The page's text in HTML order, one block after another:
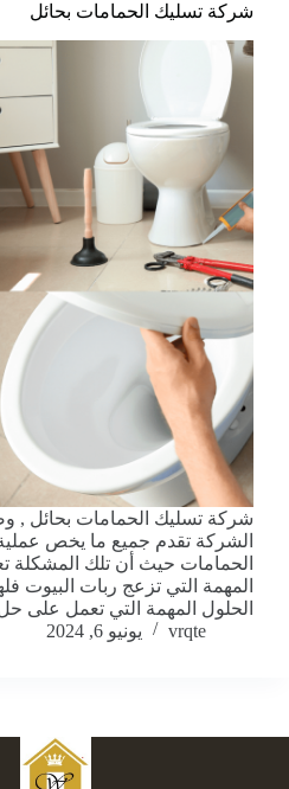
شركة تسليك الحمامات بحائل
شركة تسليك الحمامات بحائل ,
الشركة تقدم جميع ما يخص
الحمامات حيث أن تلك المشكلة
المهمة التي تزعج ربات البيوت
الحلول المهمة التي تعمل على
vrqte
يونيو 6, 2024